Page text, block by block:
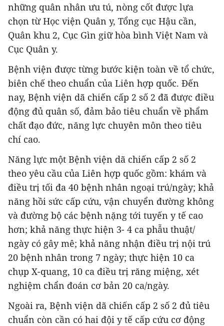
những quân nhân ưu tú, nòng cốt được lựa
chọn từ Học viện Quân y, Tổng cục Hậu cần,
Quân khu 2, Cục Gìn giữ hòa bình Việt Nam và
Cục Quân y.
Bệnh viện được từng bước kiện toàn về tổ chức,
biên chế theo chuẩn của Liên hợp quốc. Đến
nay, Bệnh viện dã chiến cấp 2 số 2 đã được điều
động đủ quân số, đảm bảo tiêu chuẩn về phẩm
chất đạo đức, năng lực chuyên môn theo tiêu
chí cao.
Năng lực một Bệnh viện dã chiến cấp 2 số 2
theo yêu cầu của Liên hợp quốc gồm: khám và
điều trị tối đa 40 bệnh nhân ngoại trú/ngày; khả
năng hồi sức cấp cứu, vận chuyển đường không
và đường bộ các bệnh nặng tới tuyến y tế cao
hơn; khả năng thực hiện 3- 4 ca phẫu thuật/
ngày có gây mê; khả năng nhận điều trị nội trú
20 bệnh nhân trong 7 ngày; thực hiện 10 ca
chụp X-quang, 10 ca điều trị răng miệng, xét
nghiệm chẩn đoán cơ bản 20 ca/ngày.
Ngoài ra, Bệnh viện dã chiến cấp 2 số 2 đủ tiêu
chuẩn còn cần có hai đội y tế cấp cứu cơ động